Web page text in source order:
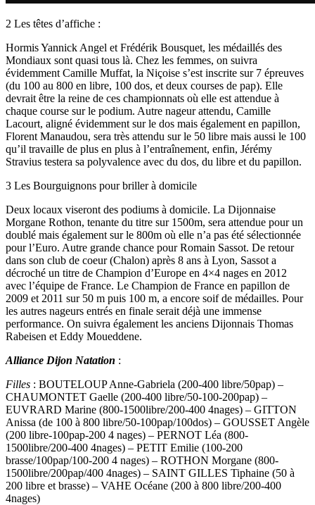
2 Les têtes d’affiche :
Hormis Yannick Angel et Frédérik Bousquet, les médaillés des
Mondiaux sont quasi tous là. Chez les femmes, on suivra
évidemment Camille Muffat, la Niçoise s’est inscrite sur 7 épreuves
(du 100 au 800 en libre, 100 dos, et deux courses de pap). Elle
devrait être la reine de ces championnats où elle est attendue à
chaque course sur le podium. Autre nageur attendu, Camille
Lacourt, aligné évidemment sur le dos mais également en papillon,
Florent Manaudou, sera très attendu sur le 50 libre mais aussi le 100
qu’il travaille de plus en plus à l’entraînement, enfin, Jérémy
Stravius testera sa polyvalence avec du dos, du libre et du papillon.
3 Les Bourguignons pour briller à domicile
Deux locaux viseront des podiums à domicile. La Dijonnaise
Morgane Rothon, tenante du titre sur 1500m, sera attendue pour un
doublé mais également sur le 800m où elle n’a pas été sélectionnée
pour l’Euro. Autre grande chance pour Romain Sassot. De retour
dans son club de coeur (Chalon) après 8 ans à Lyon, Sassot a
décroché un titre de Champion d’Europe en 4×4 nages en 2012
avec l’équipe de France. Le Champion de France en papillon de
2009 et 2011 sur 50 m puis 100 m, a encore soif de médailles. Pour
les autres nageurs entrés en finale serait déjà une immense
performance. On suivra également les anciens Dijonnais Thomas
Rabeisen et Eddy Moueddene.
Alliance Dijon Natation :
Filles : BOUTELOUP Anne-Gabriela (200-400 libre/50pap) –
CHAUMONTET Gaelle (200-400 libre/50-100-200pap) –
EUVRARD Marine (800-1500libre/200-400 4nages) – GITTON
Anissa (de 100 à 800 libre/50-100pap/100dos) – GOUSSET Angèle
(200 libre-100pap-200 4 nages) – PERNOT Léa (800-
1500libre/200-400 4nages) – PETIT Emilie (100-200
brasse/100pap/100-200 4 nages) – ROTHON Morgane (800-
1500libre/200pap/400 4nages) – SAINT GILLES Tiphaine (50 à
200 libre et brasse) – VAHE Océane (200 à 800 libre/200-400
4nages)